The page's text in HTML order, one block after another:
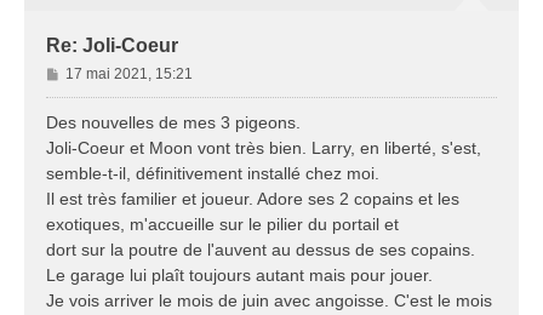
Re: Joli-Coeur
M
e
s
s
g
e
17 mai 2021, 15:21
Des nouvelles de mes 3 pigeons.
Joli-Coeur et Moon vont très bien. Larry, en liberté, s'est,
semble-t-il, définitivement installé chez moi.
Il est très familier et joueur. Adore ses 2 copains et les
exotiques, m'accueille sur le pilier du portail et
dort sur la poutre de l'auvent au dessus de ses copains.
Le garage lui plaît toujours autant mais pour jouer.
Je vois arriver le mois de juin avec angoisse. C'est le mois